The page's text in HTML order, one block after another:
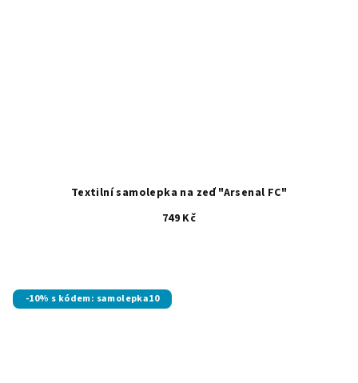
Textilní samolepka na zeď "Arsenal FC"
749 Kč
-10% s kódem: samolepka10